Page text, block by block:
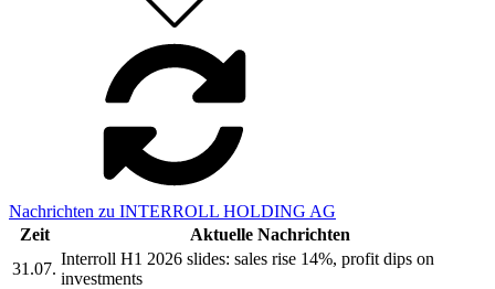
Nachrichten zu INTERROLL HOLDING AG
Zeit
Aktuelle Nachrichten
31.07.
Interroll H1 2026 slides: sales rise 14%, profit dips on
investments